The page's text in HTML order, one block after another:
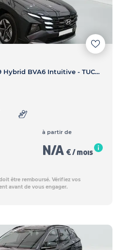
Tucson 1.6 T-GDI 239 Hybrid BVA6 Intuitive - TUCSON Tucson 1.6 T-GDI 239 Hybrid BVA6 Intuitive
à partir de
N/A € / mois
être remboursé. Vérifiez vos
avant de vous engager.